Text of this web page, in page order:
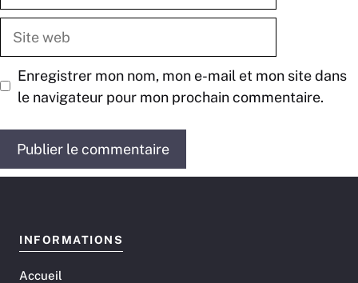
Enregistrer mon nom, mon e-mail et mon site dans
le navigateur pour mon prochain commentaire.
INFORMATIONS
Accueil